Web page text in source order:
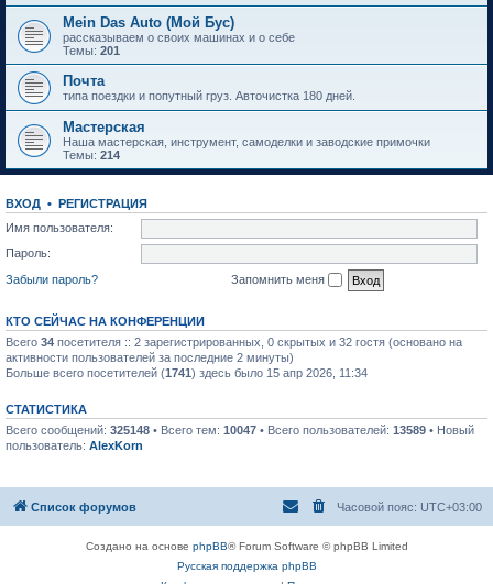
Mein Das Auto (Мой Бус)
рассказываем о своих машинах и о себе
Темы: 201
Почта
типа поездки и попутный груз. Авточистка 180 дней.
Мастерская
Наша мастерская, инструмент, самоделки и заводские примочки
Темы: 214
ВХОД • РЕГИСТРАЦИЯ
Имя пользователя:
Пароль:
Забыли пароль?
Запомнить меня
КТО СЕЙЧАС НА КОНФЕРЕНЦИИ
Всего 34 посетителя :: 2 зарегистрированных, 0 скрытых и 32 гостя (основано на
активности пользователей за последние 2 минуты)
Больше всего посетителей (1741 ) здесь было 15 апр 2026, 11:34
СТАТИСТИКА
Всего сообщений: 325148 • Всего тем: 10047 • Всего пользователей: 13589 • Новый
пользователь: AlexKorn
Список форумов Часовой пояс: UTC+03:00
Создано на основе phpBB® Forum Software © phpBB Limited
Русская поддержка phpBB